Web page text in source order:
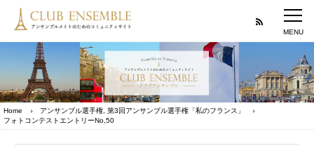
Home アンサンブル選手権 第3回アンサンブル選手権「私のフランス」
フォトコンテストエントリーNo,50